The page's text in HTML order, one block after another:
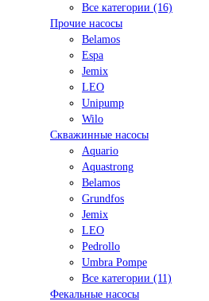
Все категории (16)
Прочие насосы
Belamos
Espa
Jemix
LEO
Unipump
Wilo
Скважинные насосы
Aquario
Aquastrong
Belamos
Grundfos
Jemix
LEO
Pedrollo
Umbra Pompe
Все категории (11)
Фекальные насосы